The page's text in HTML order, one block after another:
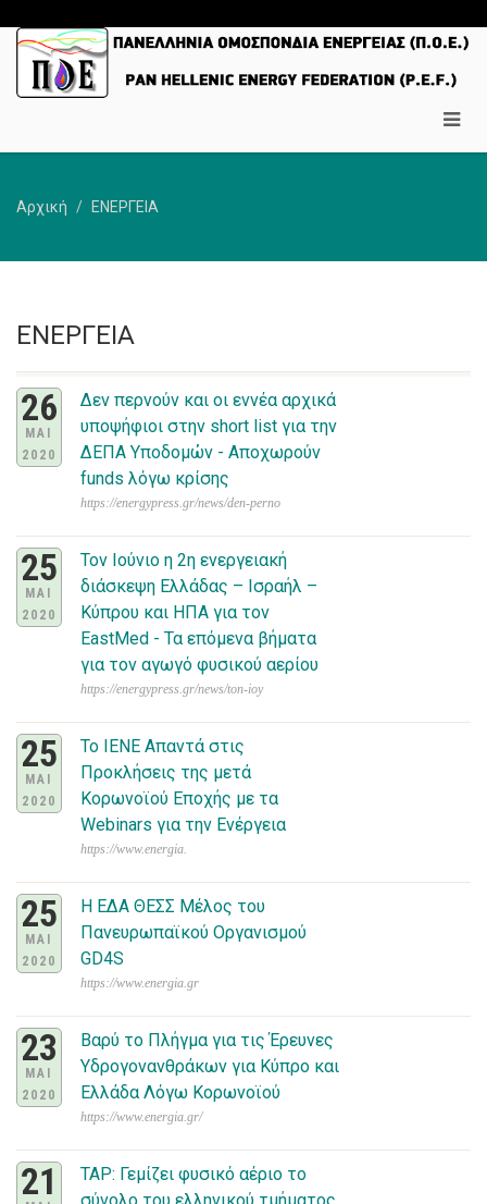
Αρχική ΕΝΕΡΓΕΙΑ
ΕΝΕΡΓΕΙΑ
26
ΜΑΙ
2020
Δεν περνούν και οι εννέα αρχικά
υποψήφιοι στην short list για την
ΔΕΠΑ Υποδομών - Αποχωρούν
funds λόγω κρίσης
https://energypress.gr/news/den-perno
25
ΜΑΙ
2020
Τον Ιούνιο η 2η ενεργειακή
διάσκεψη Ελλάδας – Ισραήλ –
Κύπρου και ΗΠΑ για τον
EastMed - Τα επόμενα βήματα
για τον αγωγό φυσικού αερίου
https://energypress.gr/news/ton-ioy
25
ΜΑΙ
2020
To ΙΕΝΕ Απαντά στις
Προκλήσεις της μετά
Κορωνοϊού Εποχής με τα
Webinars για την Ενέργεια
https://www.energia.
25
ΜΑΙ
2020
Η ΕΔΑ ΘΕΣΣ Μέλος του
Πανευρωπαϊκού Οργανισμού
GD4S
https://www.energia.gr
23
ΜΑΙ
2020
Βαρύ το Πλήγμα για τις Έρευνες
Υδρογονανθράκων για Κύπρο και
Ελλάδα Λόγω Κορωνοϊού
https://www.energia.gr/
21
TAP: Γεμίζει φυσικό αέριο το